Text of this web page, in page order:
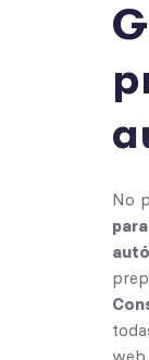
G
p
a
No